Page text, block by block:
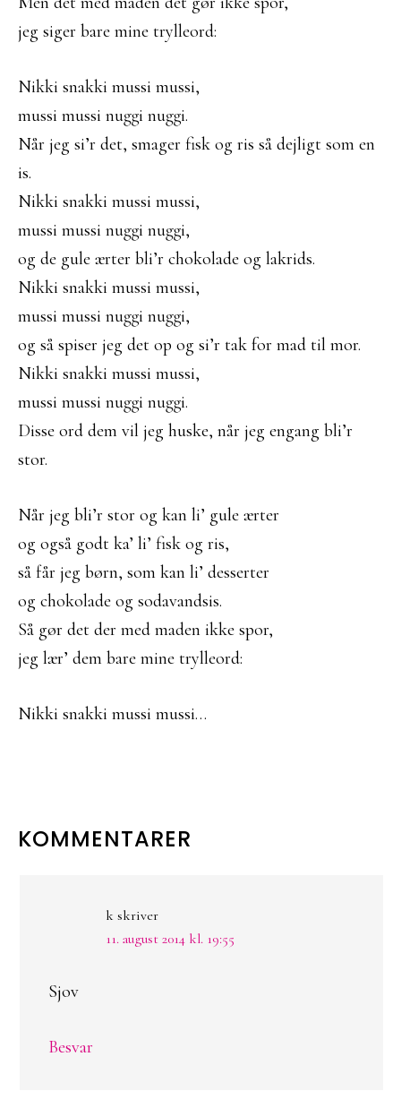
jeg siger bare mine trylleord:
Nikki snakki mussi mussi,
mussi mussi nuggi nuggi.
Når jeg si’r det, smager fisk og ris så dejligt som en
is.
Nikki snakki mussi mussi,
mussi mussi nuggi nuggi,
og de gule ærter bli’r chokolade og lakrids.
Nikki snakki mussi mussi,
mussi mussi nuggi nuggi,
og så spiser jeg det op og si’r tak for mad til mor.
Nikki snakki mussi mussi,
mussi mussi nuggi nuggi.
Disse ord dem vil jeg huske, når jeg engang bli’r
stor.
Når jeg bli’r stor og kan li’ gule ærter
og også godt ka’ li’ fisk og ris,
så får jeg børn, som kan li’ desserter
og chokolade og sodavandsis.
Så gør det der med maden ikke spor,
jeg lær’ dem bare mine trylleord:
Nikki snakki mussi mussi…
LÆSERINTERAKTIONER
KOMMENTARER
k skriver
11. august 2014 kl. 19:55
Sjov
Besvar